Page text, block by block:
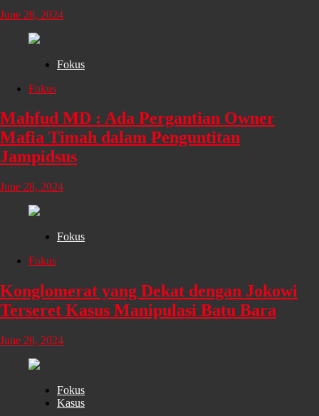
June 28, 2024
Fokus
Fokus
Mahfud MD : Ada Pergantian Owner
Mafia Timah dalam Penguntitan
Jampidsus
June 28, 2024
Fokus
Fokus
Konglomerat yang Dekat dengan Jokowi
Terseret Kasus Manipulasi Batu Bara
June 28, 2024
Fokus
Kasus